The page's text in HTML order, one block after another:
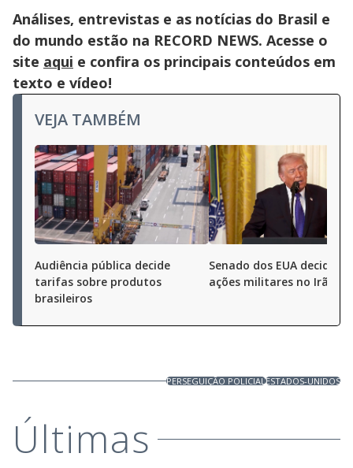
Análises, entrevistas e as notícias do Brasil e
do mundo estão na RECORD NEWS. Acesse o
site aqui e confira os principais conteúdos em
texto e vídeo!
VEJA TAMBÉM
Audiência pública decide
tarifas sobre produtos
brasileiros
Senado dos EUA decide
ações militares no Irã
PERSEGUIÇÃO POLICIALESTADOS-UNIDOS
Últimas